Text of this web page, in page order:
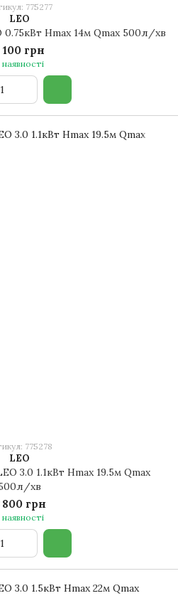
775277
LEO
Hmax 14м Qmax 500л/хв
100 грн
наявності
775278
LEO
3.0 1.1кВт Hmax 19.5м Qmax
хв
800 грн
наявності